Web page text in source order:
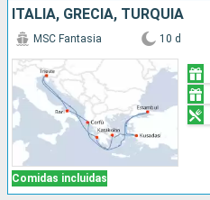
ITALIA, GRECIA, TURQUÍA
Comidas incluidas
MSC Fantasia 10 d